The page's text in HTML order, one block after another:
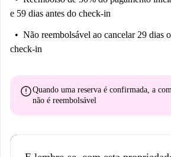
e 59 dias antes do check-in
Não reembolsável ao cancelar 29 dias
check-in
errorQuando uma reserva é confirmada, a
não é reembolsável